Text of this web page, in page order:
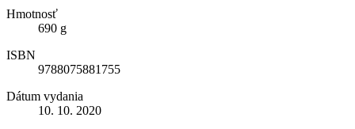
Hmotnosť
690 g
ISBN
9788075881755
Dátum vydania
10. 10. 2020